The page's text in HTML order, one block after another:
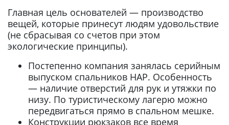
Главная цель основателей — производство
вещей, которые принесут людям удовольствие
(не сбрасывая со счетов при этом
экологические принципы).
Постепенно компания занялась серийным
выпуском спальников HAP. Особенность
— наличие отверстий для рук и утяжки по
низу. По туристическому лагерю можно
передвигаться прямо в спальном мешке.
Конструкции рюкзаков все время